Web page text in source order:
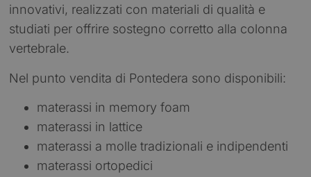
innovativi, realizzati con materiali di qualità e
studiati per offrire sostegno corretto alla colonna
vertebrale.
Nel punto vendita di Pontedera sono disponibili:
materassi in memory foam
materassi in lattice
materassi a molle tradizionali e indipendenti
materassi ortopedici